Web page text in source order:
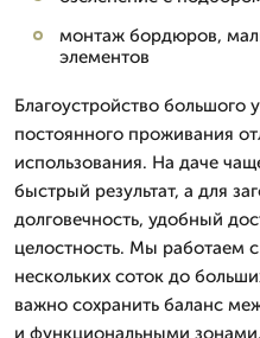
монтаж бордюров,
элементов
Благоустройство большого
постоянного проживания
использования. На даче
быстрый результат, а для
долговечность, удобный
целостность. Мы работаем
нескольких соток до
важно сохранить баланс
и функциональными